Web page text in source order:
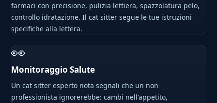
farmaci con precisione, pulizia lettiera, spazzolatura pelo,
controllo idratazione. Il cat sitter segue le tue istruzioni
specifiche alla lettera.
👀
Monitoraggio Salute
Un cat sitter esperto nota segnali che un non-
professionista ignorerebbe: cambi nell'appetito,